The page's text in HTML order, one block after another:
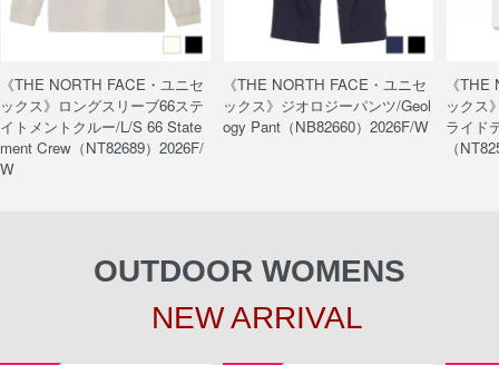
《THE NORTH FACE・ユニセ
ックス》ロングスリーブ66ステ
イトメントクルー/L/S 66 State
ment Crew（NT82689）2026F/
W
《THE NORTH FACE・ユニセ
ックス》ジオロジーパンツ/Geol
ogy Pant（NB82660）2026F/W
《
ックス
ライド
（
OUTDOOR WOMENS
NEW ARRIVAL